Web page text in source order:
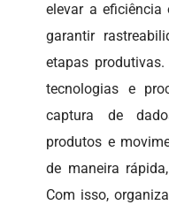
elevar a eficiência
garantir
etapas
tecnologias e
captura de
produtos e
de maneira
Com isso,